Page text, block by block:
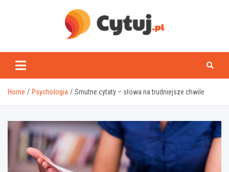
www.cytuj.pl
Home Psychologia Smutne cytaty – słowa na trudniejsze chwile